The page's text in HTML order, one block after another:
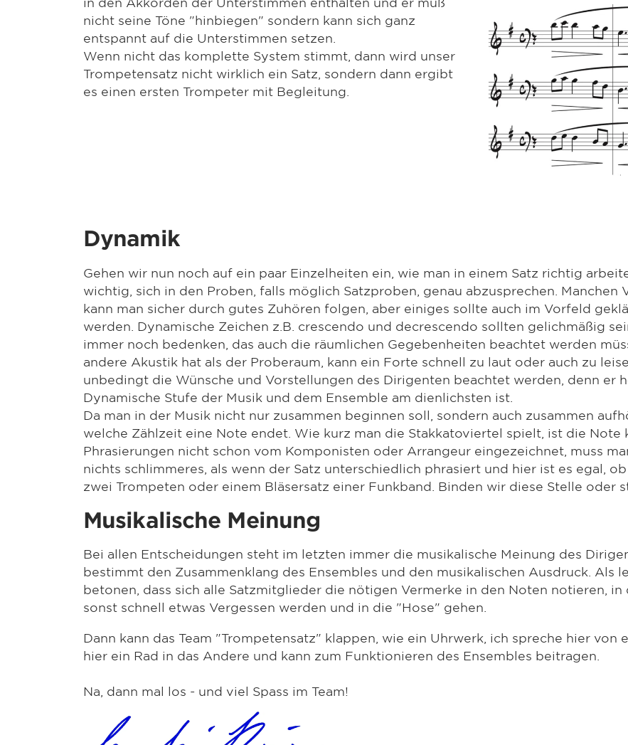
nicht seine Töne "hinbiegen" sondern kann sich ganz
entspannt auf die Unterstimmen setzen.
Wenn nicht das komplette System stimmt, dann wird unser
Trompetensatz nicht wirklich ein Satz, sondern dann ergibt
es einen ersten Trompeter mit Begleitung.
Dynamik
Gehen wir nun noch auf ein paar Einzelheiten ein, wie man in einem Satz richtig
wichtig, sich in den Proben, falls möglich Satzproben, genau abzusprechen. Manchen
kann man sicher durch gutes Zuhören folgen, aber einiges sollte auch im Vorfeld
werden. Dynamische Zeichen z.B. crescendo und decrescendo sollten gelichmäßig
immer noch bedenken, das auch die räumlichen Gegebenheiten beachtet werden
andere Akustik hat als der Proberaum, kann ein Forte schnell zu laut oder auch zu
unbedingt die Wünsche und Vorstellungen des Dirigenten beachtet werden, denn er
Dynamische Stufe der Musik und dem Ensemble am dienlichsten ist.
Da man in der Musik nicht nur zusammen beginnen soll, sondern auch zusammen
welche Zählzeit eine Note endet. Wie kurz man die Stakkatoviertel spielt, ist die Note
Phrasierungen nicht schon vom Komponisten oder Arrangeur eingezeichnet, muss
nichts schlimmeres, als wenn der Satz unterschiedlich phrasiert und hier ist es egal,
zwei Trompeten oder einem Bläsersatz einer Funkband. Binden wir diese Stelle oder
Musikalische Meinung
Bei allen Entscheidungen steht im letzten immer die musikalische Meinung des
bestimmt den Zusammenklang des Ensembles und den musikalischen Ausdruck. Als
betonen, dass sich alle Satzmitglieder die nötigen Vermerke in den Noten notieren,
sonst schnell etwas Vergessen werden und in die "Hose" gehen.
Dann kann das Team "Trompetensatz" klappen, wie ein Uhrwerk, ich spreche hier
hier ein Rad in das Andere und kann zum Funktionieren des Ensembles beitragen.
Na, dann mal los - und viel Spass im Team!